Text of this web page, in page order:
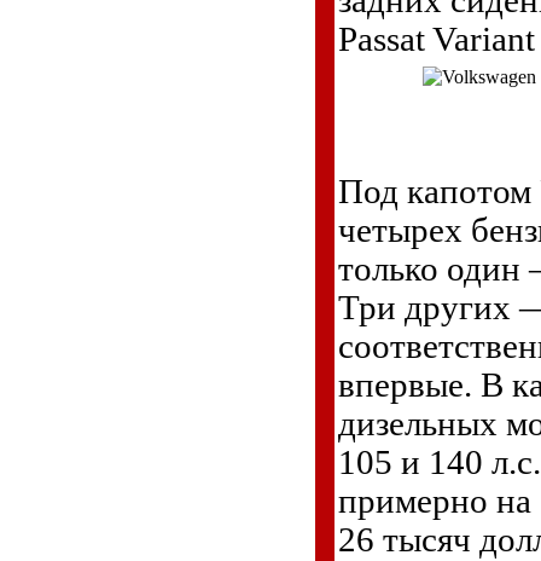
Passat
Под капотом
четырех
только
Три других
впервые. В
дизельных
105 и 140
примерно на
26 тысяч